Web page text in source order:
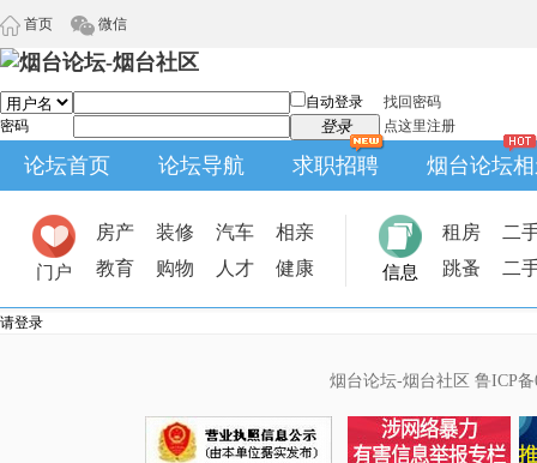
首页 微信
自动登录
找回密码
密码
登录 点这里注册
论坛首页 论坛导航 求职招聘 烟台论坛
门户
房产 装修 汽车
相亲
教育
购物 人才 健康 信息
租房
二
跳蚤
二
请登录
烟台论坛-烟台社区 鲁ICP备